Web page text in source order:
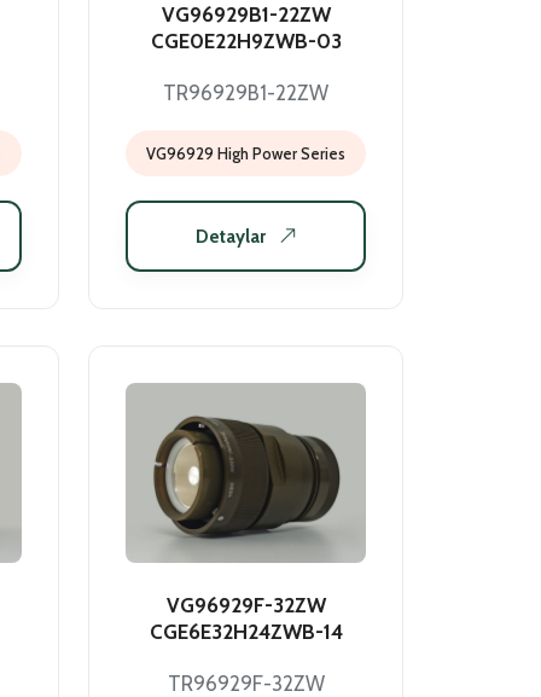
VG96929B1-22ZW
CGE0E22H9ZWB-03
TR96929B1-22ZW
VG96929 High Power Series
Detaylar
VG96929F-32ZW
CGE6E32H24ZWB-14
TR96929F-32ZW